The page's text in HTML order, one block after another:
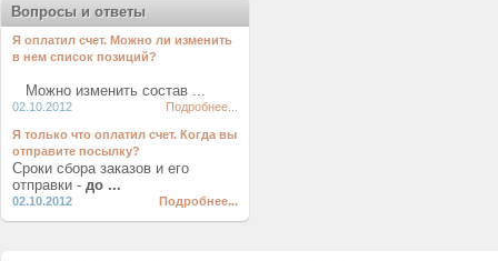
Вопросы и ответы
Я оплатил счет. Можно ли изменить
в нем список позиций?
Можно изменить состав ...
02.10.2012 Подробнее...
Я только что оплатил счет. Когда вы
отправите посылку?
Сроки сбора заказов и его
отправки - до ...
02.10.2012 Подробнее...